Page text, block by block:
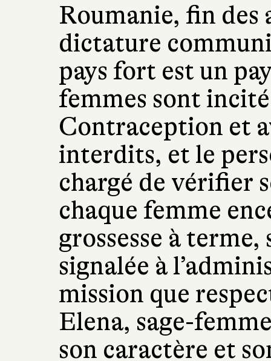
Roumanie, fin des
dictature
pays fort est un
femmes sont
Contraception et
interdits, et le
chargé de vérifier
chaque femme
grossesse à terme,
signalée à
mission que
Elena, sage-
son caractère et